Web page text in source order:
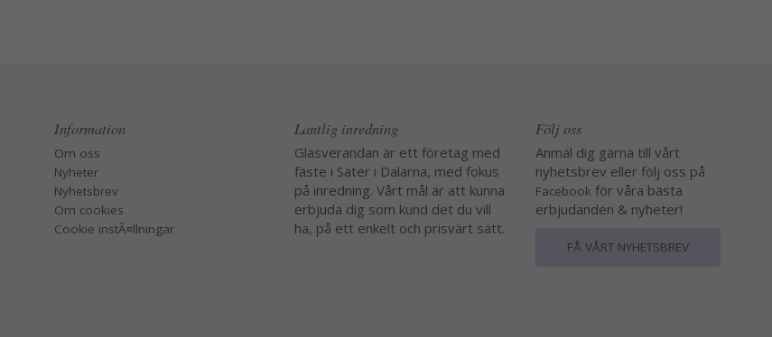
Information
Om oss
Nyheter
Nyhetsbrev
Om cookies
Cookie instÃ¤llningar
Lantlig inredning
Glasverandan är ett företag med
fäste i Säter i Dalarna, med fokus
på inredning. Vårt mål är att kunna
erbjuda dig som kund det du vill
ha, på ett enkelt och prisvärt sätt.
Följ oss
Anmäl dig gärna till vårt
nyhetsbrev eller följ oss på
Facebook för våra bästa
erbjudanden & nyheter!
FÅ VÅRT NYHETSBREV